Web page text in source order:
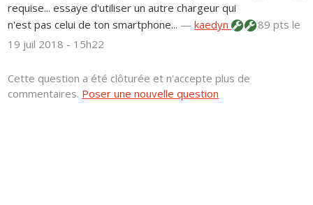
requise... essaye d'utiliser un autre chargeur qui
n'est pas celui de ton smartphone... —kaedyn 89 ptsle
19 juil 2018 - 15h22
Cette question a été clôturée et n'accepte plus de
commentaires. Poser une nouvelle question